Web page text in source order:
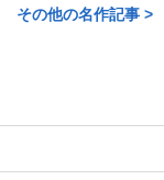
その他の名作記事 >